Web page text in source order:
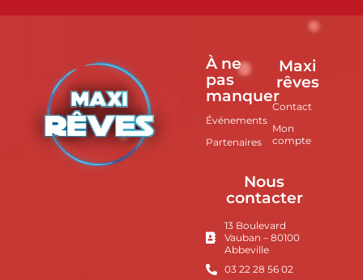
À ne
pas
manquer
Événements
Partenaires
Maxi
rêves
Contact
Mon
compte
Nous
contacter
13 Boulevard
Vauban – 80100
Abbeville
03 22 28 56 02